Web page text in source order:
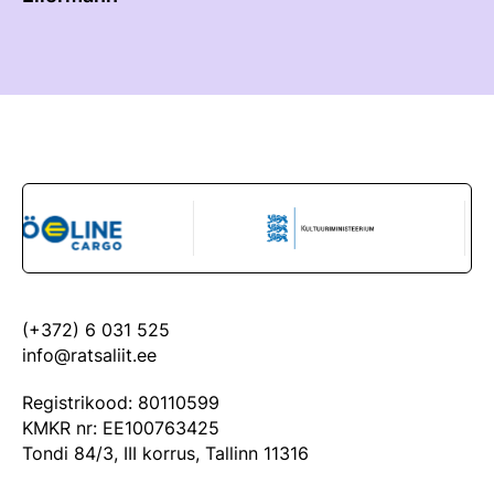
(+372) 6 031 525
info@ratsaliit.ee
Registrikood: 80110599
KMKR nr: EE100763425
Tondi 84/3, III korrus, Tallinn 11316